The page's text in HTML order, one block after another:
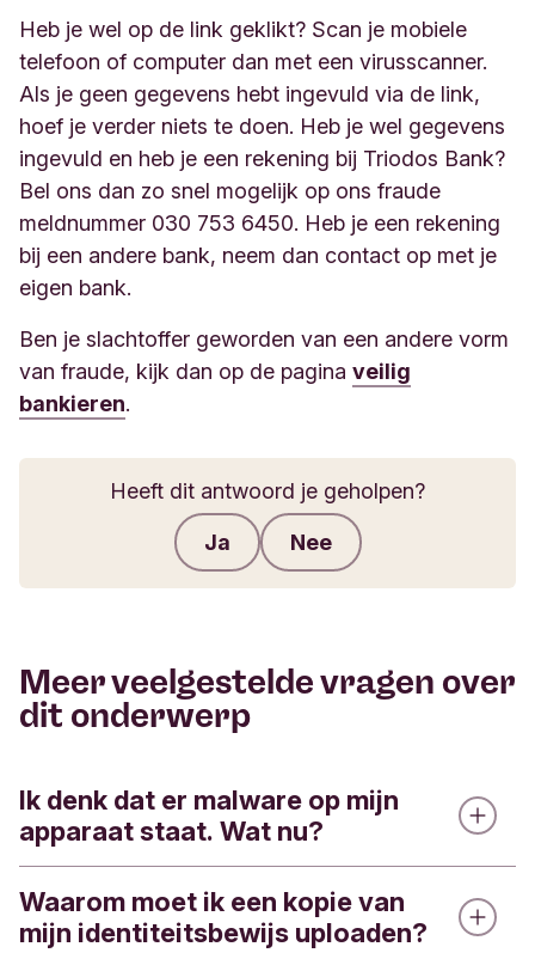
Heb je wel op de link geklikt? Scan je mobiele
telefoon of computer dan met een virusscanner.
Als je geen gegevens hebt ingevuld via de link,
hoef je verder niets te doen. Heb je wel gegevens
ingevuld en heb je een rekening bij Triodos Bank?
Bel ons dan zo snel mogelijk op ons fraude
meldnummer 030 753 6450. Heb je een rekening
bij een andere bank, neem dan contact op met je
eigen bank.
Ben je slachtoffer geworden van een andere vorm
van fraude, kijk dan op de pagina veilig
bankieren.
Heeft dit antwoord je geholpen?
Ja Nee
Meer veelgestelde vragen over
dit onderwerp
Ik denk dat er malware op mijn
apparaat staat. Wat nu?
Vermoed je dat er malwareop je apparaat staat,
volg dan de volgende stappen:
Waarom moet ik een kopie van
mijn identiteitsbewijs uploaden?